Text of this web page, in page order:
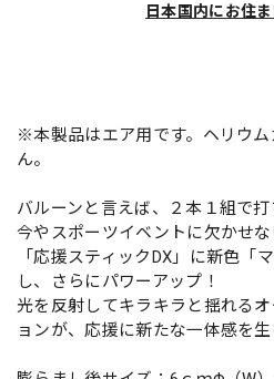
日本国内にお住
※本製品はエア用です。ヘリウ
ん。
バルーンと言えば、２本１組で
今やスポーツイベントに欠かせな
「応援スティックDX」に新色「
し、さらにパワーアップ！
光を反射してキラキラと揺れる
ョンが、応援に新たな一体感を